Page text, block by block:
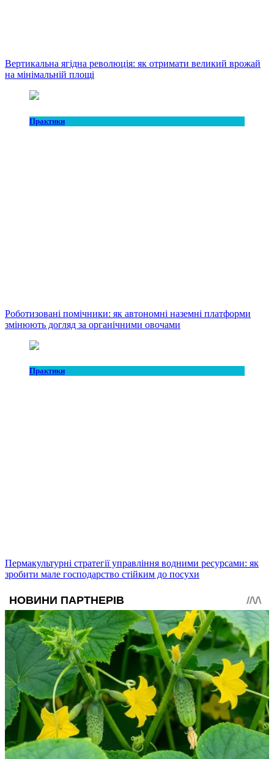
Вертикальна ягідна революція: як отримати великий врожай
на мінімальній площі
Практики
Роботизовані помічники: як автономні наземні платформи
змінюють догляд за органічними овочами
Практики
Пермакультурні стратегії управління водними ресурсами: як
зробити мале господарство стійким до посухи